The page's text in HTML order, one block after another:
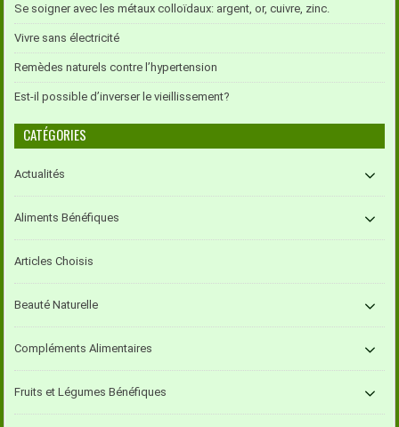
Se soigner avec les métaux colloïdaux: argent, or, cuivre, zinc.
Vivre sans électricité
Remèdes naturels contre l’hypertension
Est-il possible d’inverser le vieillissement?
CATÉGORIES
Actualités
Aliments Bénéfiques
Articles Choisis
Beauté Naturelle
Compléments Alimentaires
Fruits et Légumes Bénéfiques